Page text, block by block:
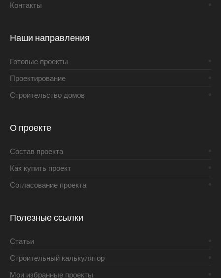
Контакты
Наши направления
Готовые проекты
Проектирование
Строительство домов
О проекте
Состав проекта
Как купить проект
Согласование проекта
Полезные ссылки
Статьи
Строительный калькулятор
Мои избранные проекты